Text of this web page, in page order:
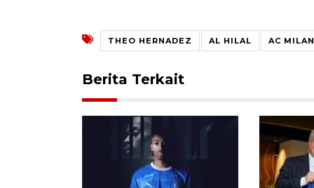
THEO HERNADEZ AL HILAL AC MILAN
Berita Terkait